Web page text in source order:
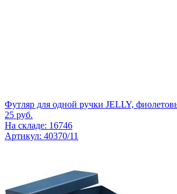
Футляр для одной ручки JELLY,
25 руб.
На складе: 16746
Артикул: 40370/11